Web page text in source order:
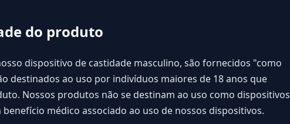
do produto
dispositivo de castidade masculino, são fornecidos "como
destinados ao uso por indivíduos maiores de 18 anos que
Nossos produtos não se destinam ao uso como dispositivos
médico associado ao uso de nossos dispositivos.